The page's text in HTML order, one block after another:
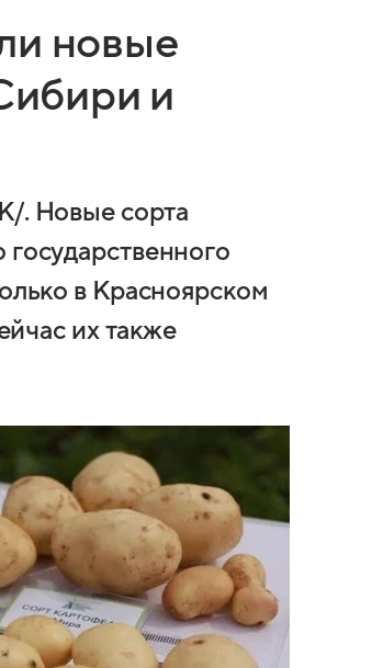
новые
и
сорта
в Красноярском
их также